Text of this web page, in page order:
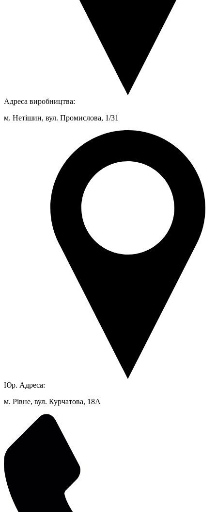
Адреса виробництва:
м. Нетішин, вул. Промислова, 1/31
Юр. Адреса:
м. Рівне, вул. Курчатова, 18А